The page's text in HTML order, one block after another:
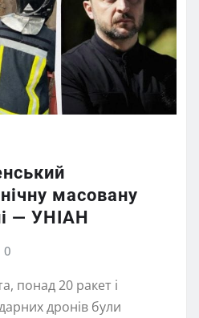
масовану
— УНІАН
0
понад 20 ракет і
дронів були